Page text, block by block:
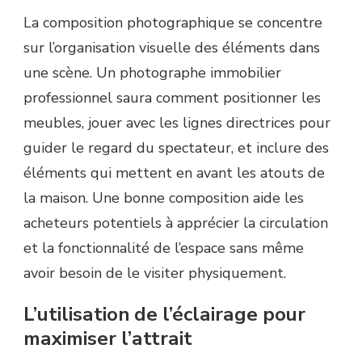
La composition photographique se concentre
sur l’organisation visuelle des éléments dans
une scène. Un photographe immobilier
professionnel saura comment positionner les
meubles, jouer avec les lignes directrices pour
guider le regard du spectateur, et inclure des
éléments qui mettent en avant les atouts de
la maison. Une bonne composition aide les
acheteurs potentiels à apprécier la circulation
et la fonctionnalité de l’espace sans même
avoir besoin de le visiter physiquement.
L’utilisation de l’éclairage pour
maximiser l’attrait